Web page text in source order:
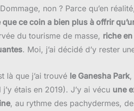
non ? Parce qu’en
que ce coin a bien plus à offrir
du tourisme de masse, riche
. Moi, j’ai décidé d’y rester
là que j’ai trouvé le Ganesha Park,
j’y étais en 2019). J’y ai vécu une
, au rythme des pachydermes,